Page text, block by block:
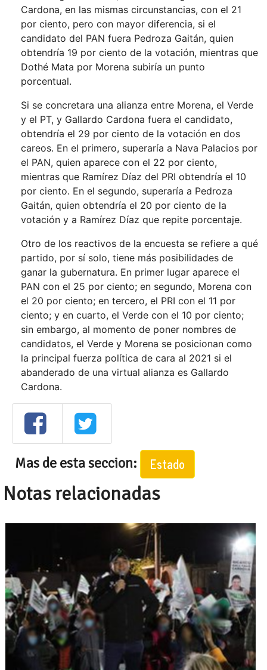
Cardona, en las mismas circunstancias, con el 21
por ciento, pero con mayor diferencia, si el
candidato del PAN fuera Pedroza Gaitán, quien
obtendría 19 por ciento de la votación, mientras que
Dothé Mata por Morena subiría un punto
porcentual.
Si se concretara una alianza entre Morena, el Verde
y el PT, y Gallardo Cardona fuera el candidato,
obtendría el 29 por ciento de la votación en dos
careos. En el primero, superaría a Nava Palacios por
el PAN, quien aparece con el 22 por ciento,
mientras que Ramírez Díaz del PRI obtendría el 10
por ciento. En el segundo, superaría a Pedroza
Gaitán, quien obtendría el 20 por ciento de la
votación y a Ramírez Díaz que repite porcentaje.
Otro de los reactivos de la encuesta se refiere a qué
partido, por sí solo, tiene más posibilidades de
ganar la gubernatura. En primer lugar aparece el
PAN con el 25 por ciento; en segundo, Morena con
el 20 por ciento; en tercero, el PRI con el 11 por
ciento; y en cuarto, el Verde con el 10 por ciento;
sin embargo, al momento de poner nombres de
candidatos, el Verde y Morena se posicionan como
la principal fuerza política de cara al 2021 si el
abanderado de una virtual alianza es Gallardo
Cardona.
Mas de esta seccion: Estado
Notas relacionadas